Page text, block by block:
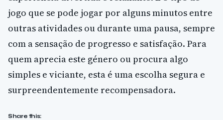
jogo que se pode jogar por alguns minutos entre
outras atividades ou durante uma pausa, sempre
com a sensação de progresso e satisfação. Para
quem aprecia este género ou procura algo
simples e viciante, esta é uma escolha segura e
surpreendentemente recompensadora.
Share this: